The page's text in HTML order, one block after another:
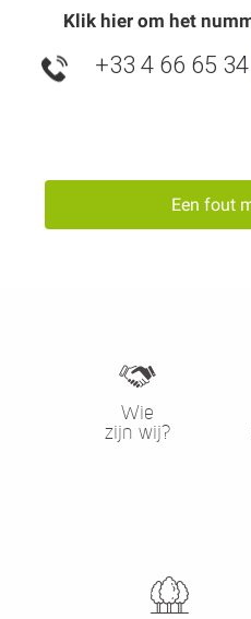
Klik hier om het
+33 4 66 65 34
Een fout
Wie
zijn wij?